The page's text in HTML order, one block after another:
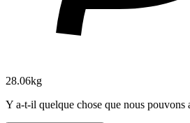
28.06kg
Y a-t-il quelque chose que nous pouvons